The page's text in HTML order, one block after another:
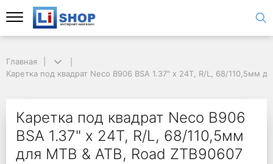
Главная
Каретка под квадрат Neco B906 BSA 1.37" х 24T, R/L, 68/110,5мм
Каретка под квадрат Neco B906
BSA 1.37" х 24T, R/L, 68/110,5мм
для MTB & ATB, Road ZTB90607